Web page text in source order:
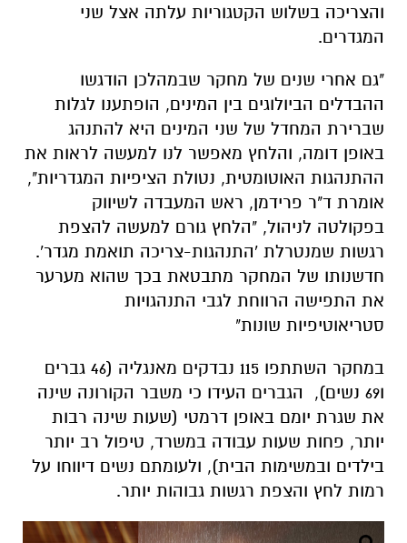
והצריכה בשלוש הקטגוריות עלתה אצל שני
המגדרים.
"גם אחרי שנים של מחקר שבמהלכן הודגשו
ההבדלים הביולוגים בין המינים, הופתענו לגלות
שברירת המחדל של שני המינים היא להתנהג
באופן דומה, והלחץ מאפשר לנו למעשה לראות את
ההתנהגות האוטומטית, נטולת הציפיות המגדריות",
אומרת ד"ר פרידמן, ראש המעבדה לשיווק
בפקולטה לניהול, "הלחץ גורם למעשה להצפת
רגשות שמנטרלת 'התנהגות-צריכה תואמת מגדר'.
חדשנותו של המחקר מתבטאת בכך שהוא מערער
את התפישה הרווחת לגבי התנהגויות
סטריאוטיפיות שונות"
במחקר השתתפו 115 נבדקים מאנגליה (46 גברים
ו69 נשים), הגברים העידו כי משבר הקורונה שינה
את שגרת יומם באופן דרמטי (שעות שינה רבות
יותר, פחות שעות עבודה במשרד, טיפול רב יותר
בילדים ובמשימות הבית), ולעומתם נשים דיווחו על
רמות לחץ והצפת רגשות גבוהות יותר.